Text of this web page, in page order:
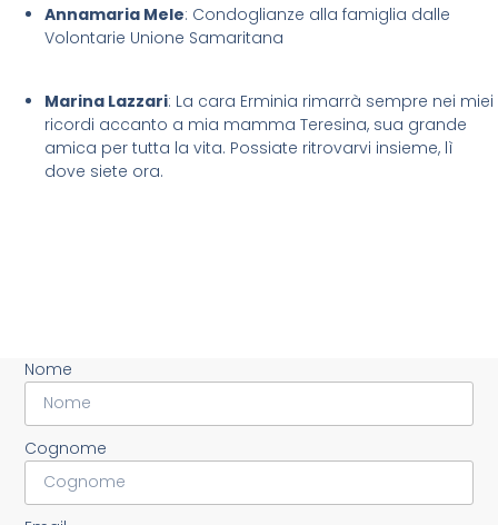
Annamaria Mele: Condoglianze alla famiglia dalle
Volontarie Unione Samaritana
Marina Lazzari: La cara Erminia rimarrà sempre nei miei
ricordi accanto a mia mamma Teresina, sua grande
amica per tutta la vita. Possiate ritrovarvi insieme, lì
dove siete ora.
Nome
Cognome